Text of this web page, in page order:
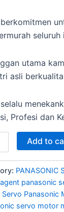
utama
asli
Profesi dan
Add to
PANASONIC
agent panasonic
Panasonic
servo motor